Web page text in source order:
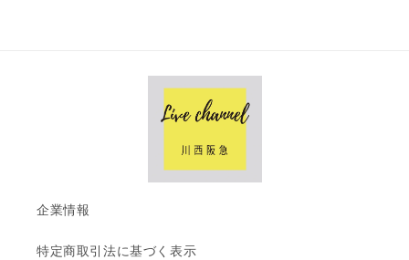
企業情報
特定商取引法に基づく表示